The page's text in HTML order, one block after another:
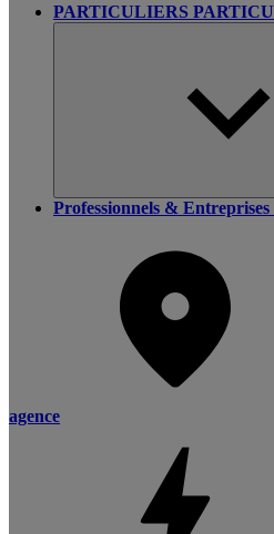
PARTICULIERS
Professionnels & Entreprises
agence